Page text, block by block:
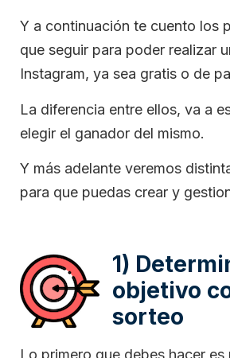
Y a continuación te cuento los
que seguir para poder realizar
Instagram, ya sea gratis o de
La diferencia entre ellos, va a
elegir el ganador del mismo.
Y más adelante veremos
para que puedas crear y
1)
objetivo
sorteo
Lo primero que debes hacer es